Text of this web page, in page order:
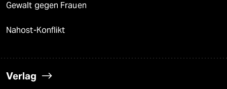
Gewalt gegen Frauen
Nahost-Konflikt
Verlag